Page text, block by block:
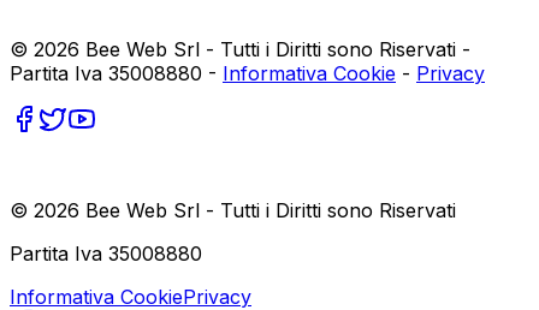
© 2026 Bee Web Srl - Tutti i Diritti sono Riservati -
Partita Iva 35008880 - Informativa Cookie - Privacy
© 2026 Bee Web Srl - Tutti i Diritti sono Riservati
Partita Iva 35008880
Informativa CookiePrivacy